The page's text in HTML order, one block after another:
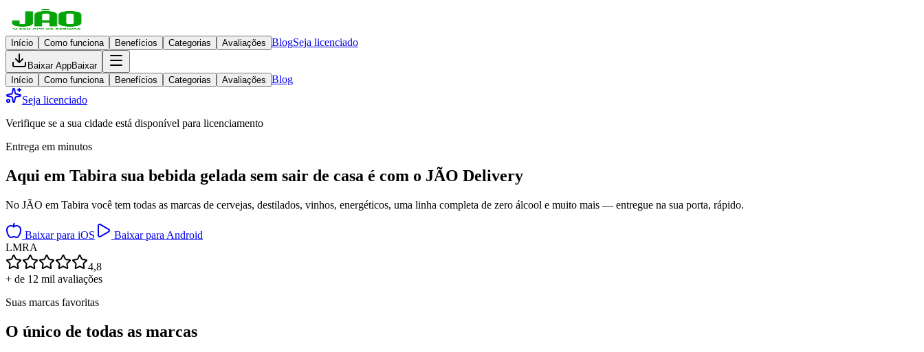
Início Como funciona Benefícios Categorias Avaliações BlogSeja licenciado
Baixar AppBaixar
Início
Como funciona Benefícios Categorias Avaliações Blog
Seja licenciado
Verifique se a sua cidade está disponível para licenciamento
Entrega em minutos
Aqui em Tabira sua bebida gelada sem sair de casa é com o JÃO Delivery
No JÃO em Tabira você tem todas as marcas de cervejas, destilados, vinhos, energéticos, uma linha completa de zero álcool e muito mais — entregue na sua porta, rápido.
Baixar para iOS
Baixar para Android
LMRA
4,8
+ de 12 mil avaliações
Suas marcas favoritas
O único de todas as marcas